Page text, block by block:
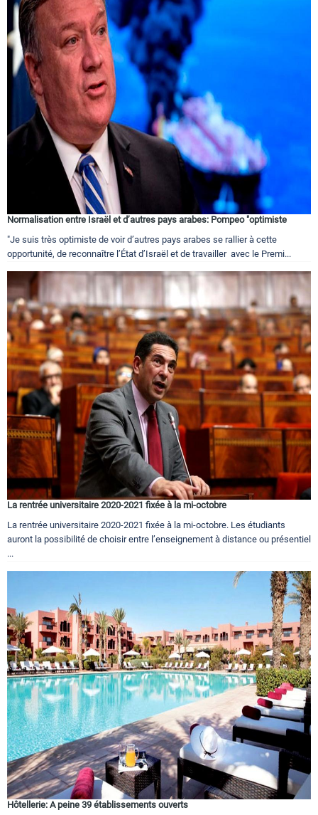
Normalisation entre Israël et d’autres pays arabes: Pompeo "optimiste
"Je suis très optimiste de voir d’autres pays arabes se rallier à cette
opportunité, de reconnaître l’État d’Israël et de travailler avec le Premi...
La rentrée universitaire 2020-2021 fixée à la mi-octobre
La rentrée universitaire 2020-2021 fixée à la mi-octobre. Les étudiants
auront la possibilité de choisir entre l’enseignement à distance ou présentiel
...
Hôtellerie: A peine 39 établissements ouverts